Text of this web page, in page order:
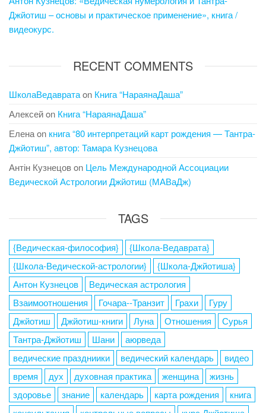
Джйотиш – основы и практическое применение», книга /
видеокурс.
RECENT COMMENTS
ШколаВедавратаon Книга “НараянаДаша”
Алексейon Книга “НараянаДаша”
Еленаon книга “80 интерпретаций карт рождения — Тантра-
Джйотиш”, автор: Тамара Кузнецова
Антін Кузнецовon Цель Международной Ассоциации
Ведической Астрологии Джйотиш (МАВаДж)
TAGS
{Ведическая-философия}
{Школа-Ведаврата}
{Школа-Ведической-астрологии}
{Школа-Джйотиша}
Антон Кузнецов
Ведическая астрология
Взаимоотношения
Гочара--Транзит Грахи
Гуру
Джйотиш
Джйотиш-книги Луна Отношения
Сурья
Тантра-Джйотиш
Шани
аюрведа
ведические праздниики
ведический календарь
видео
время
дух духовная практика женщина
жизнь
здоровье
знание календарь карта рождения
книга